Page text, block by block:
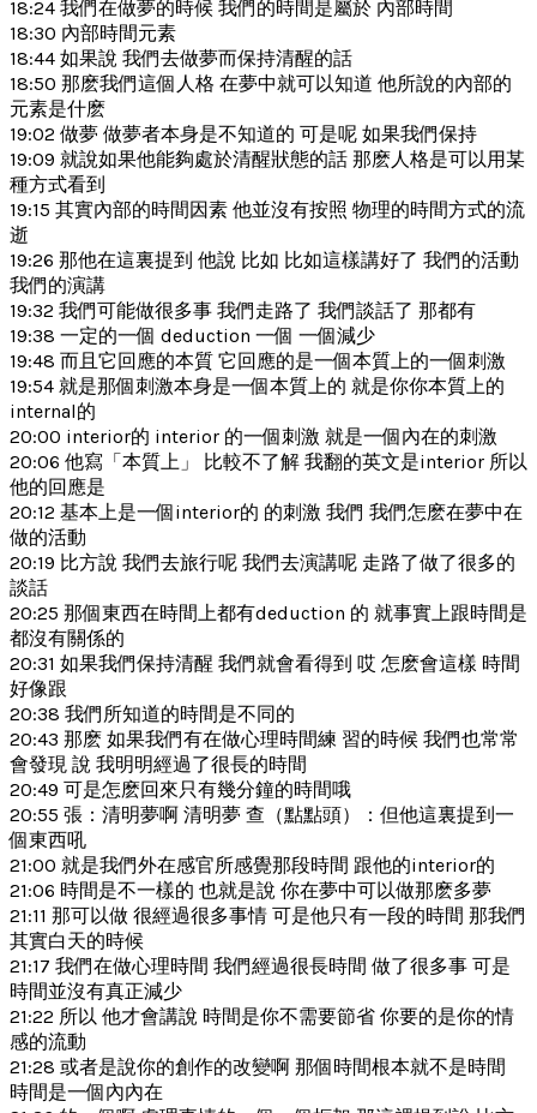
18:24 我們在做夢的時候 我們的時間是屬於 內部時間
18:30 內部時間元素
18:44 如果說 我們去做夢而保持清醒的話
18:50 那麽我們這個人格 在夢中就可以知道 他所說的內部的
元素是什麽
19:02 做夢 做夢者本身是不知道的 可是呢 如果我們保持
19:09 就說如果他能夠處於清醒狀態的話 那麽人格是可以用某
種方式看到
19:15 其實內部的時間因素 他並沒有按照 物理的時間方式的流
逝
19:26 那他在這裏提到 他說 比如 比如這樣講好了 我們的活動
我們的演講
19:32 我們可能做很多事 我們走路了 我們談話了 那都有
19:38 一定的一個 deduction 一個 一個減少
19:48 而且它回應的本質 它回應的是一個本質上的一個刺激
19:54 就是那個刺激本身是一個本質上的 就是你你本質上的
internal的
20:00 interior的 interior 的一個刺激 就是一個內在的刺激
20:06 他寫「本質上」 比較不了解 我翻的英文是interior 所以
他的回應是
20:12 基本上是一個interior的 的刺激 我們 我們怎麽在夢中在
做的活動
20:19 比方說 我們去旅行呢 我們去演講呢 走路了做了很多的
談話
20:25 那個東西在時間上都有deduction 的 就事實上跟時間是
都沒有關係的
20:31 如果我們保持清醒 我們就會看得到 哎 怎麽會這樣 時間
好像跟
20:38 我們所知道的時間是不同的
20:43 那麽 如果我們有在做心理時間練 習的時候 我們也常常
會發現 說 我明明經過了很長的時間
20:49 可是怎麽回來只有幾分鐘的時間哦
20:55 張：清明夢啊 清明夢 查（點點頭）：但他這裏提到一
個東西吼
21:00 就是我們外在感官所感覺那段時間 跟他的interior的
21:06 時間是不一樣的 也就是說 你在夢中可以做那麽多夢
21:11 那可以做 很經過很多事情 可是他只有一段的時間 那我們
其實白天的時候
21:17 我們在做心理時間 我們經過很長時間 做了很多事 可是
時間並沒有真正減少
21:22 所以 他才會講說 時間是你不需要節省 你要的是你的情
感的流動
21:28 或者是說你的創作的改變啊 那個時間根本就不是時間
時間是一個內內在